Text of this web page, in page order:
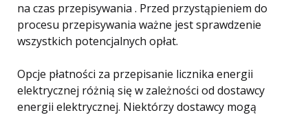
na czas przepisywania . Przed przystąpieniem do
procesu przepisywania ważne jest sprawdzenie
wszystkich potencjalnych opłat.
Opcje płatności za przepisanie licznika energii
elektrycznej różnią się w zależności od dostawcy
energii elektrycznej. Niektórzy dostawcy mogą